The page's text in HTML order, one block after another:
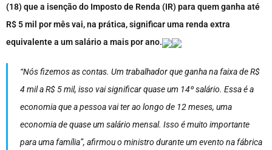
(18) que a isenção do Imposto de Renda (IR) para quem ganha até
R$ 5 mil por mês vai, na prática, significar uma renda extra
equivalente a um salário a mais por ano.
“Nós fizemos as contas. Um trabalhador que ganha na faixa de R$
4 mil a R$ 5 mil, isso vai significar quase um 14º salário. Essa é a
economia que a pessoa vai ter ao longo de 12 meses, uma
economia de quase um salário mensal. Isso é muito importante
para uma família”, afirmou o ministro durante um evento na fábrica